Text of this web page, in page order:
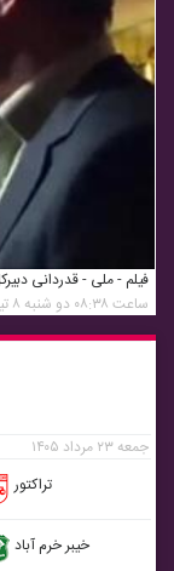
فیلم - ملی - قدردانی
ساعت ۰۸:۳۸ دو شنبه ۸ تیر ۱۴۰۵
جمعه ۲۳ مرداد ۱۴۰۵
تراکتور
خيبر خرم آباد